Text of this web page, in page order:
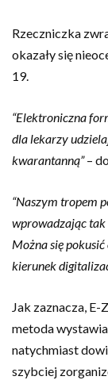
Rzeczniczka
okazały się
19.
“Elektroniczna
dla lekarzy
kwarantanną”–
“Naszym tropem
wprowadzając tak
Można się
kierunek
Jak zaznacza,
metoda
natychmiast
szybciej